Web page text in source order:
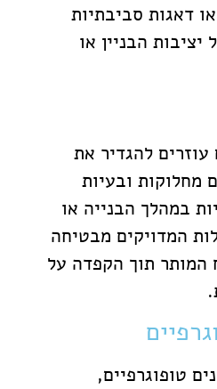
דאגות סביבתיות
הבניין או
להגדיר את
מחלוקות ובעיות
במהלך הבנייה או
המדויקים מבטיחה
המותר תוך הקפדה על
טופוגרפיים,